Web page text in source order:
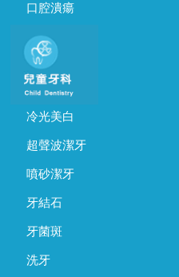
口腔潰瘍
冷光美白
超聲波潔牙
噴砂潔牙
牙結石
牙菌斑
洗牙